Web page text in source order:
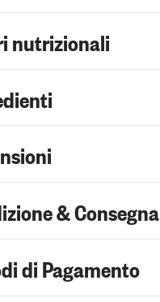
nutrizionali
& Consegna
di Pagamento